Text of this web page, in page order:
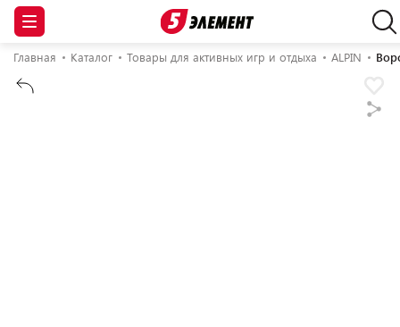
Главная Каталог Товары для активных игр и отдыха ALPIN